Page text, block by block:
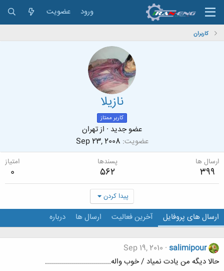
ورود عضویت
کاربران
نازیلا
کاربر ممتاز
عضو جدید · ازتهران
عضویت Sep 23, 2008
ارسال ها
399
پسندها
562
امتیاز
0
پیدا کردن
ارسال های پروفایل آخرین فعالیت ارسال ها درباره
salimipour
Sep 19, 2010
حالا دیگه من یادت نمیاد / خوب واله.................................